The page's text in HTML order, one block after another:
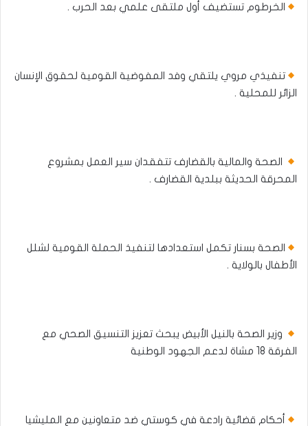
الخرطوم تستضيف أول ملتقى علمي بعد الحرب .
تنفيذي مروي يلتقي وفد المفوضية القومية لحقوق الإنسان
الزائر للمحلية .
الصحة والمالية بالقضارف تتفقدان سير العمل بمشروع
المحرقة الحديثة ببلدية القضارف .
الصحة بسنار تكمل استعدادها لتنفيذ الحملة القومية لشلل
الأطفال بالولاية .
وزير الصحة بالنيل الأبيض يبحث تعزيز التنسيق الصحي مع
الفرقة 18 مشاة لدعم الجهود الوطنية
أحكام قضائية رادعة في كوستي ضد متعاونين مع المليشيا